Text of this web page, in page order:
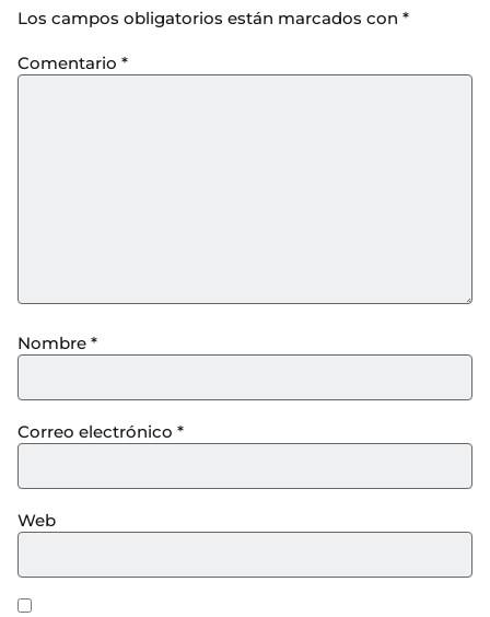
Los campos obligatorios están marcados con *
Comentario *
Nombre *
Correo electrónico *
Web